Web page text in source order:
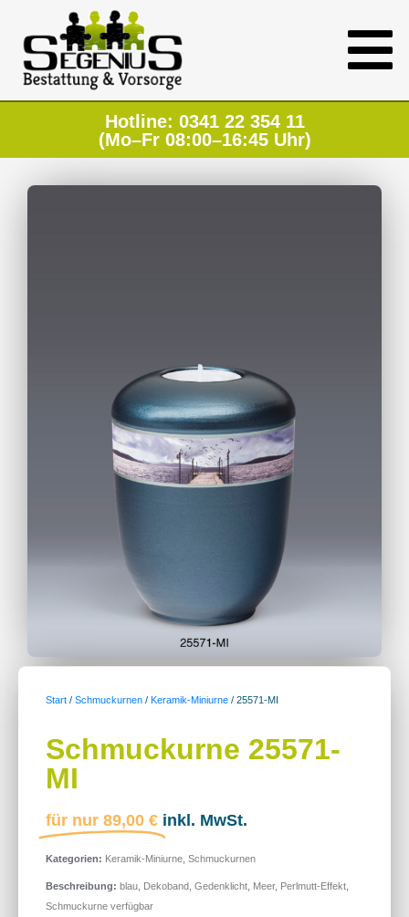
Hotline: 0341 22 354 11
(Mo–Fr 08:00–16:45 Uhr)
Start / Schmuckurnen / Keramik-Miniurne / 25571-MI
Schmuckurne 25571-
MI
für nur 89,00 € inkl. MwSt.
Kategorien: Keramik-Miniurne Schmuckurnen
Beschreibung: blau Dekoband Gedenklicht Meer, Perlmutt-Effekt
Schmuckurne verfügbar